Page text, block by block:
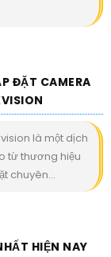
ĐẶT CAMERA
là một dịch
từ thương hiệu
chuyên...
HIỆN NAY